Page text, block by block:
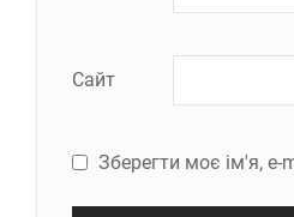
Сайт
Зберегти моє ім'я, e-